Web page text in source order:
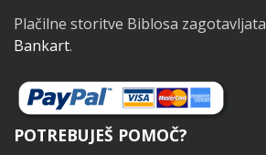
Plačilne storitve Biblosa zagotavljata
Bankart.
POTREBUJEŠ POMOČ?